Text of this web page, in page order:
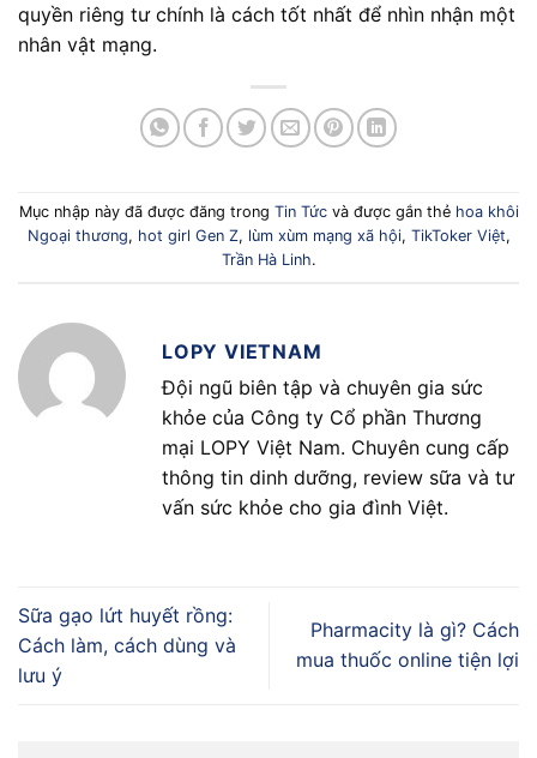
quyền riêng tư chính là cách tốt nhất để nhìn nhận một
nhân vật mạng.
Mục nhập này đã được đăng trong Tin Tứcvà được gắn thẻ hoa khôi
Ngoại thương, hot girl Gen Z, lùm xùm mạng xã hội, TikToker Việt,
Trần Hà Linh.
LOPY VIETNAM
Đội ngũ biên tập và chuyên gia sức
khỏe của Công ty Cổ phần Thương
mại LOPY Việt Nam. Chuyên cung cấp
thông tin dinh dưỡng, review sữa và tư
vấn sức khỏe cho gia đình Việt.
Sữa gạo lứt huyết rồng:
Cách làm, cách dùng và
lưu ý
Pharmacity là gì? Cách
mua thuốc online tiện lợi